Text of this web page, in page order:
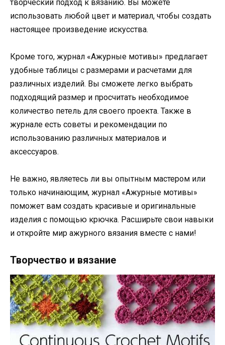
творческий подход к вязанию. Вы можете
использовать любой цвет и материал, чтобы создать
настоящее произведение искусства.
Кроме того, журнал «Ажурные мотивы» предлагает
удобные таблицы с размерами и расчетами для
различных изделий. Вы сможете легко выбрать
подходящий размер и просчитать необходимое
количество петель для своего проекта. Также в
журнале есть советы и рекомендации по
использованию различных материалов и
аксессуаров.
Не важно, являетесь ли вы опытным мастером или
только начинающим, журнал «Ажурные мотивы»
поможет вам создать красивые и оригинальные
изделия с помощью крючка. Расширьте свои навыки
и откройте мир ажурного вязания вместе с нами!
Творчество и вязание